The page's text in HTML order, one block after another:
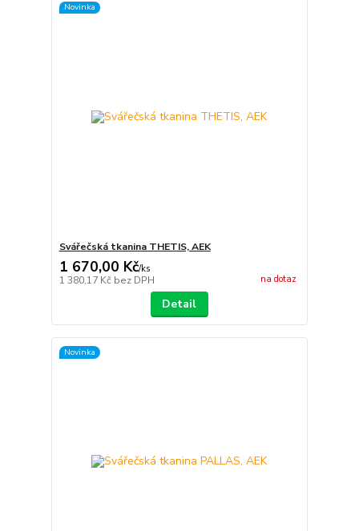
Novinka
Svářečská tkanina THETIS, AEK
1 670,00 Kč/ks
1 380,17 Kč bez DPH na dotaz
Detail
Novinka